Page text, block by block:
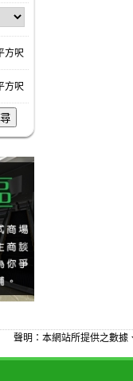
方呎
方呎
聲明：本網站所提供之數據